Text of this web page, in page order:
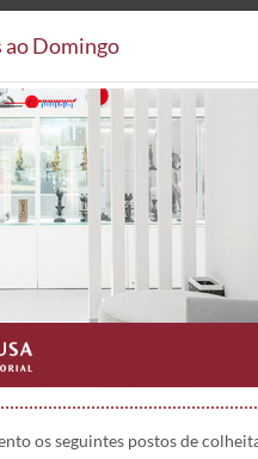
Postos de Colheita
análises com a maxima
ao Domingo
os seguintes postos de